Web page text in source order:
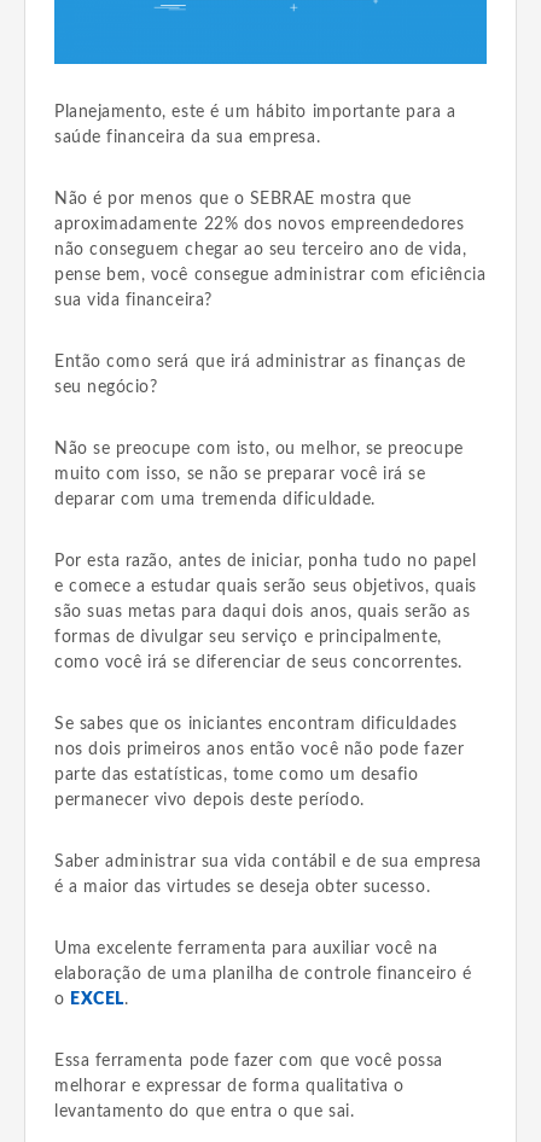
Planejamento, este é um hábito importante para a
saúde financeira da sua empresa.
Não é por menos que o SEBRAE mostra que
aproximadamente 22% dos novos empreendedores
não conseguem chegar ao seu terceiro ano de vida,
pense bem, você consegue administrar com eficiência
sua vida financeira?
Então como será que irá administrar as finanças de
seu negócio?
Não se preocupe com isto, ou melhor, se preocupe
muito com isso, se não se preparar você irá se
deparar com uma tremenda dificuldade.
Por esta razão, antes de iniciar, ponha tudo no papel
e comece a estudar quais serão seus objetivos, quais
são suas metas para daqui dois anos, quais serão as
formas de divulgar seu serviço e principalmente,
como você irá se diferenciar de seus concorrentes.
Se sabes que os iniciantes encontram dificuldades
nos dois primeiros anos então você não pode fazer
parte das estatísticas, tome como um desafio
permanecer vivo depois deste período.
Saber administrar sua vida contábil e de sua empresa
é a maior das virtudes se deseja obter sucesso.
Uma excelente ferramenta para auxiliar você na
elaboração de uma planilha de controle financeiro é
o EXCEL.
Essa ferramenta pode fazer com que você possa
melhorar e expressar de forma qualitativa o
levantamento do que entra o que sai.